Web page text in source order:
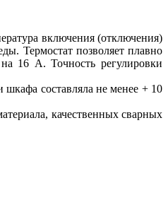
включения (отключения)
Термостат позволяет плавно
16 А. Точность регулировки
шкафа составляла не менее + 10
качественных сварных